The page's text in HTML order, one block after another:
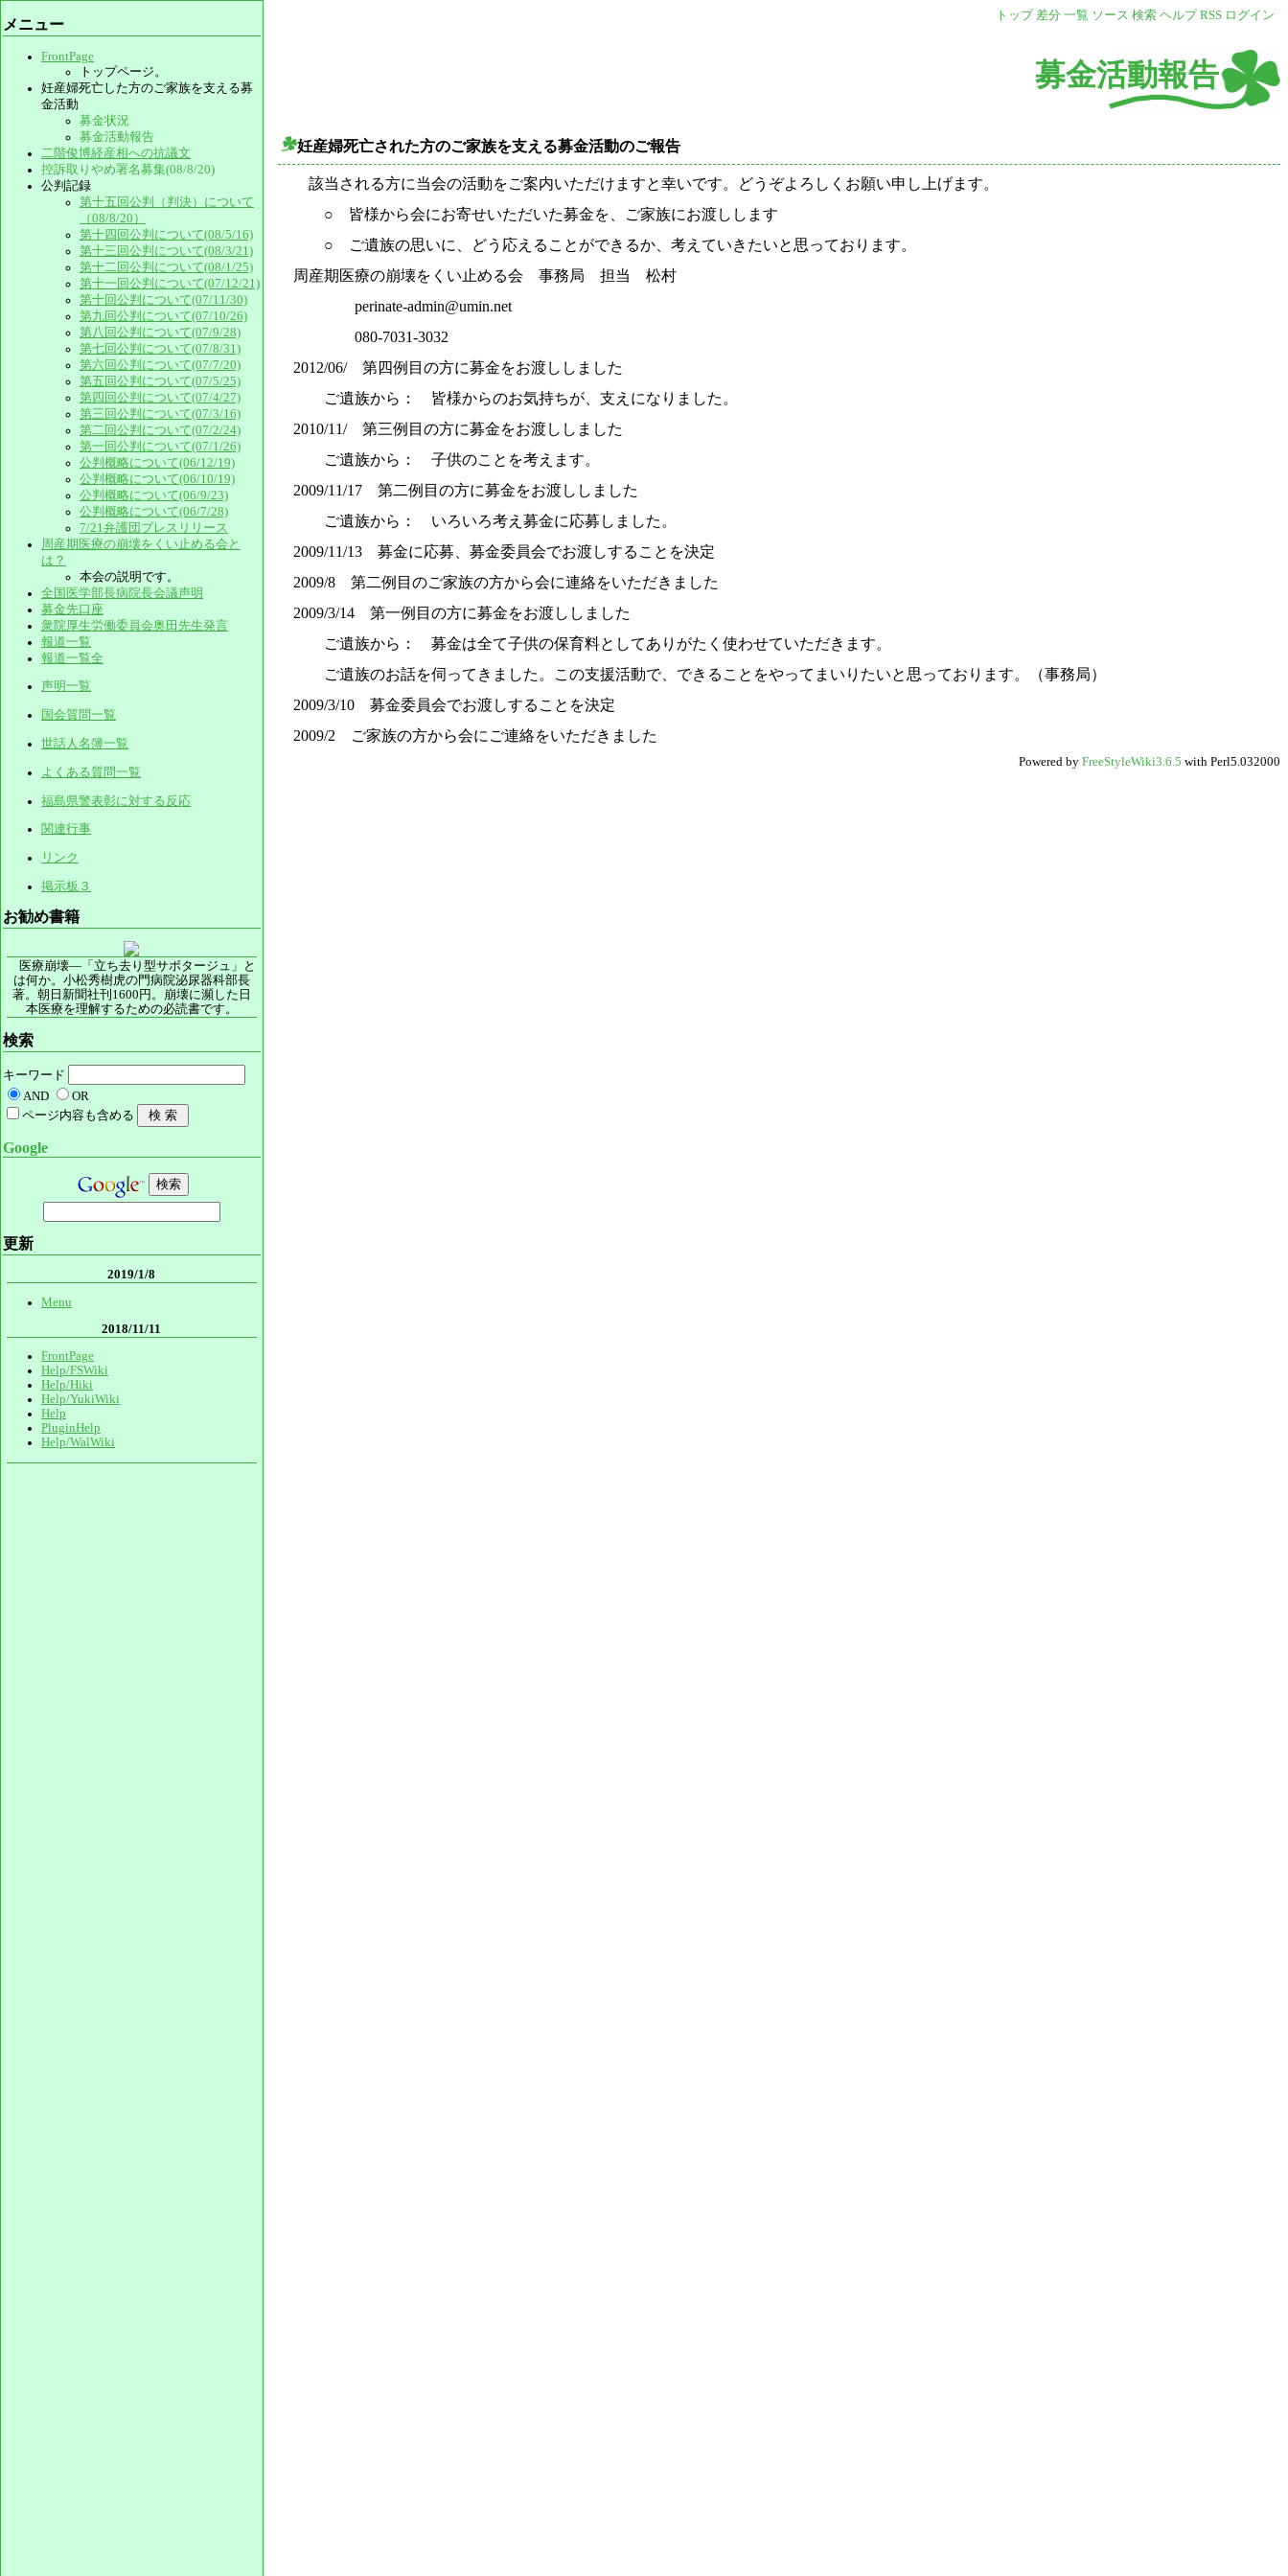
トップ 差分 一覧 ソース 検索 ヘルプ RSS ログイン
募金活動報告
妊産婦死亡された方のご家族を支える募金活動のご報告
該当される方に当会の活動をご案内いただけますと幸いです。どうぞよろしくお願い申し上げます。
○ 皆様から会にお寄せいただいた募金を、ご家族にお渡しします
○ ご遺族の思いに、どう応えることができるか、考えていきたいと思っております。
周産期医療の崩壊をくい止める会 事務局 担当 松村
perinate-admin@umin.net
080-7031-3032
2012/06/ 第四例目の方に募金をお渡ししました
ご遺族から： 皆様からのお気持ちが、支えになりました。
2010/11/ 第三例目の方に募金をお渡ししました
ご遺族から： 子供のことを考えます。
2009/11/17 第二例目の方に募金をお渡ししました
ご遺族から： いろいろ考え募金に応募しました。
2009/11/13 募金に応募、募金委員会でお渡しすることを決定
2009/8 第二例目のご家族の方から会に連絡をいただきました
2009/3/14 第一例目の方に募金をお渡ししました
ご遺族から： 募金は全て子供の保育料としてありがたく使わせていただきます。
ご遺族のお話を伺ってきました。この支援活動で、できることをやってまいりたいと思っております。（事務局）
2009/3/10 募金委員会でお渡しすることを決定
2009/2 ご家族の方から会にご連絡をいただきました
メニュー
FrontPage
トップページ。
妊産婦死亡した方のご家族を支える募
金活動
募金状況
募金活動報告
二階俊博経産相への抗議文
控訴取りやめ署名募集(08/8/20)
公判記録
第十五回公判（判決）について
（08/8/20）
第十四回公判について(08/5/16)
第十三回公判について(08/3/21)
第十二回公判について(08/1/25)
第十一回公判について(07/12/21)
第十回公判について(07/11/30)
第九回公判について(07/10/26)
第八回公判について(07/9/28)
第七回公判について(07/8/31)
第六回公判について(07/7/20)
第五回公判について(07/5/25)
第四回公判について(07/4/27)
第三回公判について(07/3/16)
第二回公判について(07/2/24)
第一回公判について(07/1/26)
公判概略について(06/12/19)
公判概略について(06/10/19)
公判概略について(06/9/23)
公判概略について(06/7/28)
7/21弁護団プレスリリース
周産期医療の崩壊をくい止める会と
は？
本会の説明です。
全国医学部長病院長会議声明
募金先口座
衆院厚生労働委員会奥田先生発言
報道一覧
報道一覧全
声明一覧
国会質問一覧
世話人名簿一覧
よくある質問一覧
福島県警表彰に対する反応
関連行事
リンク
掲示板３
お勧め書籍
医療崩壊―「立ち去り型サボタージュ」と
は何か。小松秀樹虎の門病院泌尿器科部長
著。朝日新聞社刊1600円。崩壊に瀕した日
本医療を理解するための必読書です。
検索
キーワード
AND
OR
ページ内容も含める
Google
更新
2019/1/8
Menu
2018/11/11
FrontPage
Help/FSWiki
Help/Hiki
Help/YukiWiki
Help
PluginHelp
Help/WalWiki
Powered by FreeStyleWiki3.6.5 with Perl5.032000